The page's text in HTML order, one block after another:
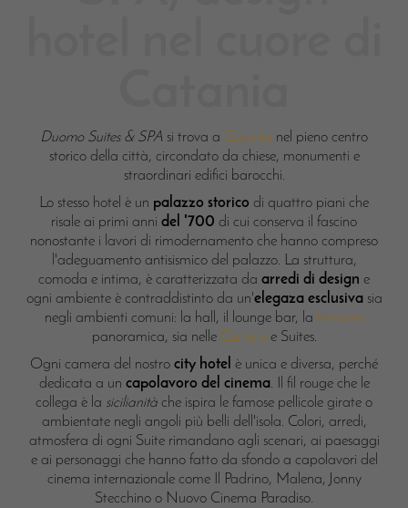
Duomo Suites & SPA si trova a Catania nel pieno centro
storico della città, circondato da chiese, monumenti e
straordinari edifici barocchi.
Lo stesso hotel è un palazzo storico di quattro piani che
risale ai primi anni del '700 di cui conserva il fascino
nonostante i lavori di rimodernamento che hanno compreso
l'adeguamento antisismico del palazzo. La struttura,
comoda e intima, è caratterizzata da arredi di design e
ogni ambiente è contraddistinto da un'elegaza esclusivasia
negli ambienti comuni: la hall, il lounge bar, la terrazza
panoramica, sia nelle Cameree Suites.
Ogni camera del nostro city hotel è unica e diversa, perché
dedicata a un capolavoro del cinema. Il fil rouge che le
collega è la sicilianità che ispira le famose pellicole girate o
ambientate negli angoli più belli dell'isola. Colori, arredi,
atmosfera di ogni Suite rimandano agli scenari, ai paesaggi
e ai personaggi che hanno fatto da sfondo a capolavori del
cinema internazionale come Il Padrino, Malena, Jonny
Stecchino o Nuovo Cinema Paradiso.